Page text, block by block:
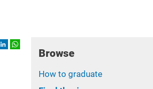
Browse
How to graduate